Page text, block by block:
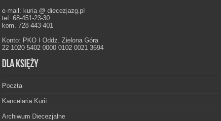
e-mail: kuria @ diecezjazg.pl
tel. 68-451-23-30
kom. 728-443-401
Konto: PKO I Oddz. Zielona Góra
22 1020 5402 0000 0102 0021 3694
Dla księży
Poczta
Kancelaria Kurii
Archiwum Diecezjalne